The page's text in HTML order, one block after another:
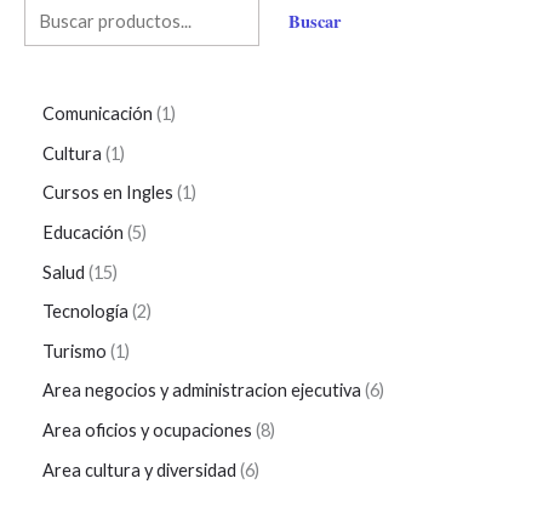
Buscar
Comunicación 1
Cultura 1
Cursos en Ingles 1
Educación 5
Salud 15
Tecnología 2
Turismo 1
Area negocios y administracion ejecutiva 6
Area oficios y ocupaciones 8
Area cultura y diversidad 6